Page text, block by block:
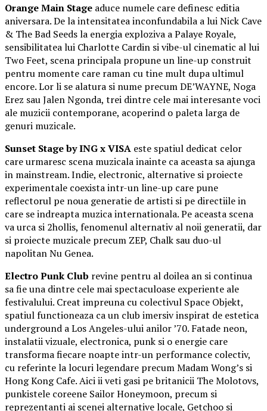
Orange Main Stage aduce numele care definesc editia
aniversara. De la intensitatea inconfundabila a lui Nick Cave
& The Bad Seeds la energia exploziva a Palaye Royale,
sensibilitatea lui Charlotte Cardin si vibe-ul cinematic al lui
Two Feet, scena principala propune un line-up construit
pentru momente care raman cu tine mult dupa ultimul
encore. Lor li se alatura si nume precum DE’WAYNE, Noga
Erez sau Jalen Ngonda, trei dintre cele mai interesante voci
ale muzicii contemporane, acoperind o paleta larga de
genuri muzicale.
Sunset Stage by ING x VISA este spatiul dedicat celor
care urmaresc scena muzicala inainte ca aceasta sa ajunga
in mainstream. Indie, electronic, alternative si proiecte
experimentale coexista intr-un line-up care pune
reflectorul pe noua generatie de artisti si pe directiile in
care se indreapta muzica internationala. Pe aceasta scena
va urca si 2hollis, fenomenul alternativ al noii generatii, dar
si proiecte muzicale precum ZEP, Chalk sau duo-ul
napolitan Nu Genea.
Electro Punk Club revine pentru al doilea an si continua
sa fie una dintre cele mai spectaculoase experiente ale
festivalului. Creat impreuna cu colectivul Space Objekt,
spatiul functioneaza ca un club imersiv inspirat de estetica
underground a Los Angeles-ului anilor ’70. Fatade neon,
instalatii vizuale, electronica, punk si o energie care
transforma fiecare noapte intr-un performance colectiv,
cu referinte la locuri legendare precum Madam Wong’s si
Hong Kong Cafe. Aici ii veti gasi pe britanicii The Molotovs,
punkistele coreene Sailor Honeymoon, precum si
reprezentanti ai scenei alternative locale, Getchoo si